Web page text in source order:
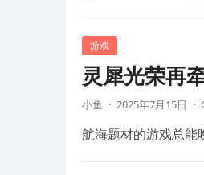
游戏
灵犀光荣再
小鱼 · 2025年7月15日 ·
航海题材的游戏总